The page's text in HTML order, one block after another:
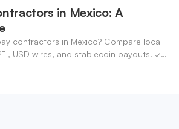
in Mexico: A
contractors in Mexico? Compare local
USD wires, and stablecoin payouts. ✓